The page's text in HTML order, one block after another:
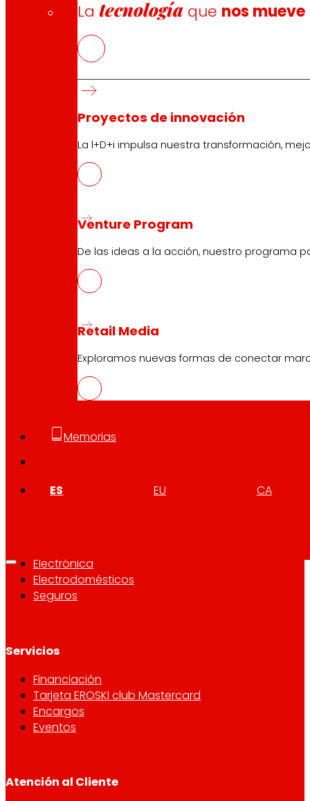
Latecnología que nos mueve
Proyectos de innovación
La l+D+i impulsa nuestra transformación,
Venture Program
De las ideas a la acción, nuestro programa
Retail Media
Exploramos nuevas formas de conectar
Memorias
ES EU CA
Atención al cliente:944 943 444. De lunes a sábado
Quiénes somos
Compromisos
Inversores
Buscador de tiendas
Electrónica
Electrodomésticos
Seguros
Servicios
Financiación
Tarjeta EROSKI club Mastercard
Encargos
Eventos
Atención al Cliente